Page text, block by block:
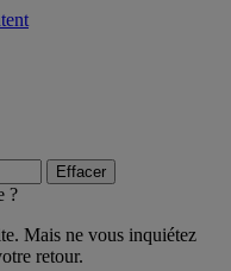
Effacer
?
Mais ne vous inquiétez
retour.